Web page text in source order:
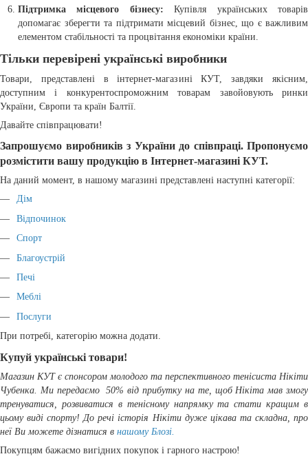
Підтримка місцевого бізнесу: Купівля українських товарів
допомагає зберегти та підтримати місцевий бізнес, що є важливим
елементом стабільності та процвітання економіки країни.
Тільки перевірені українські виробники
Товари, представлені в інтернет-магазині КУТ, завдяки якісним,
доступним і конкурентоспроможним товарам завойовують ринки
України, Європи та країн Балтії.
Давайте співпрацювати!
Запрошуємо виробників з України до співпраці. Пропонуємо
розмістити вашу продукцію в Інтернет-магазині КУТ.
На даний момент, в нашому магазині представлені наступні категорії:
Дім
Відпочинок
Спорт
Благоустрій
Печі
Меблі
Послуги
При потребі, категорію можна додати.
Купуй українські товари!
Магазин КУТ є спонсором молодого та перспективного тенісиста Нікіти
Чубенка. Ми передаємо 50% від прибутку на те, щоб Нікіта мав змогу
тренуватися, розвиватися в тенісному напрямку та стати кращим в
цьому виді спорту! До речі історія Нікіти дуже цікава та складна, про
неї Ви можете дізнатися в нашому Блозі.
Покупцям бажаємо вигідних покупок і гарного настрою!